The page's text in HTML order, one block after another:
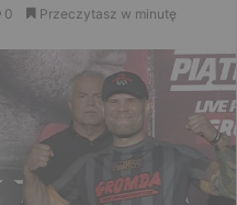
0 Przeczytasz w minutę